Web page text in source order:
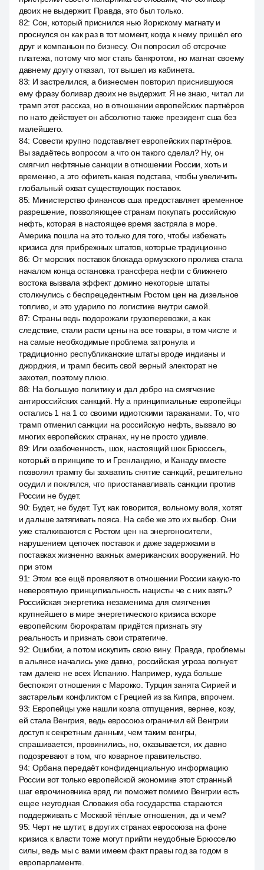
двоих не выдержит. Правда, это был только.
82: Сон, который приснился нью йоркскому магнату и
проснулся он как раз в тот момент, когда к нему пришёл его
друг и компаньон по бизнесу. Он попросил об отсрочке
платежа, потому что мог стать банкротом, но магнат своему
давнему другу отказал, тот вышел из кабинета.
83: И застрелился, а бизнесмен повторил приснившуюся
ему фразу боливар двоих не выдержит. Я не знаю, читал ли
трамп этот рассказ, но в отношении европейских партнёров
по нато действует он абсолютно также президент сша без
малейшего.
84: Совести крупно подставляет европейских партнёров.
Вы задаётесь вопросом а что он такого сделал? Ну, он
смягчил нефтяные санкции в отношении России, хоть и
временно, а это офигеть какая подстава, чтобы увеличить
глобальный охват существующих поставок.
85: Министерство финансов сша предоставляет временное
разрешение, позволяющее странам покупать российскую
нефть, которая в настоящее время застряла в море.
Америка пошла на это только для того, чтобы избежать
кризиса для прибрежных штатов, которые традиционно
86: От морских поставок блокада ормузского пролива стала
началом конца остановка трансфера нефти с ближнего
востока вызвала эффект домино некоторые штаты
столкнулись с беспрецедентным Ростом цен на дизельное
топливо, и это ударило по логистике внутри самой.
87: Страны ведь подорожали грузоперевозки, а как
следствие, стали расти цены на все товары, в том числе и
на самые необходимые проблема затронула и
традиционно республиканские штаты вроде индианы и
джорджия, и трамп бесить свой верный электорат не
захотел, поэтому плюю.
88: На большую политику и дал добро на смягчение
антироссийских санкций. Ну а принципиальные европейцы
остались 1 на 1 со своими идиотскими тараканами. То, что
трамп отменил санкции на российскую нефть, вызвало во
многих европейских странах, ну не просто удивле.
89: Или озабоченность, шок, настоящий шок Брюссель,
который в принципе то и Гренландию, и Канаду вместе
позволял трампу бы захватить снятие санкций, решительно
осудил и поклялся, что приостанавливать санкции против
России не будет.
90: Будет, не будет. Тут, как говорится, вольному воля, хотят
и дальше затягивать пояса. На себе же это их выбор. Они
уже сталкиваются с Ростом цен на энергоносители,
нарушением цепочек поставок и даже задержками в
поставках жизненно важных американских вооружений. Но
при этом
91: Этом все ещё проявляют в отношении России какую-то
невероятную принципиальность нацисты че с них взять?
Российская энергетика незаменима для смягчения
крупнейшего в мире энергетического кризиса вскоре
европейским бюрократам придётся признать эту
реальность и признать свои стратегиче.
92: Ошибки, а потом искупить свою вину. Правда, проблемы
в альянсе начались уже давно, российская угроза волнует
там далеко не всех Испанию. Например, куда больше
беспокоят отношения с Марокко. Турция занята Сирией и
застарелым конфликтом с Грецией из за Кипра, впрочем.
93: Европейцы уже нашли козла отпущения, вернее, козу,
ей стала Венгрия, ведь евросоюз ограничил ей Венгрии
доступ к секретным данным, чем таким венгры,
спрашивается, провинились, но, оказывается, их давно
подозревают в том, что коварное правительство.
94: Орбана передаёт конфиденциальную информацию
России вот только европейской экономике этот странный
шаг еврочиновника вряд ли поможет помимо Венгрии есть
ещее неугодная Словакия оба государства стараются
поддерживать с Москвой тёплые отношения, да и чем?
95: Черт не шутит, в других странах евросоюза на фоне
кризиса к власти тоже могут прийти неудобные Брюсселю
силы, ведь мы с вами имеем факт правы год за годом в
европарламенте.